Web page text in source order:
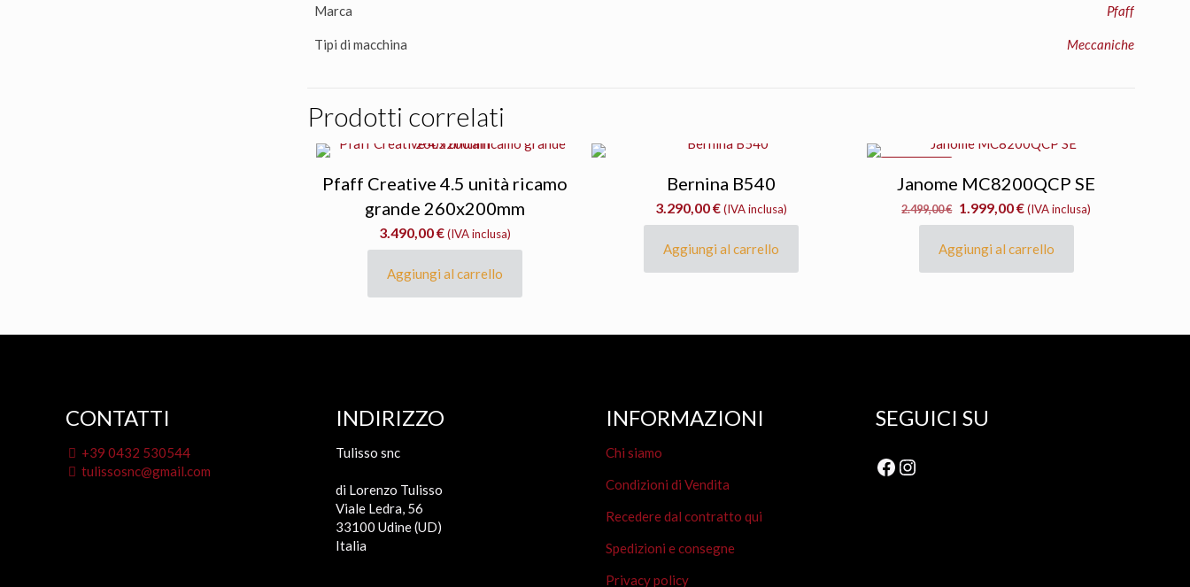
Marca Pfaff
Tipi di macchina Meccaniche
Prodotti correlati
Pfaff Creative 4.5 unità ricamo
grande 260x200mm
3.490,00€ (IVA inclusa)
Aggiungi al carrello
Bernina B540
3.290,00€ (IVA inclusa)
Aggiungi al carrello
Janome MC8200QCP SE
2.499,00€ Il
prezzo
originale
era:
1.999,00€Il
prezzo
attuale
(IVA inclusa)
Aggiungi al carrello
CONTATTI
+39 0432 530544
tulissosnc@gmail.com
INDIRIZZO
Tulisso snc
di Lorenzo Tulisso
Viale Ledra, 56
33100 Udine (UD)
Italia
INFORMAZIONI
Chi siamo
Condizioni di Vendita
Recedere dal contratto qui
Spedizioni e consegne
Privacy policy
SEGUICI SU
Facebook
Instagram